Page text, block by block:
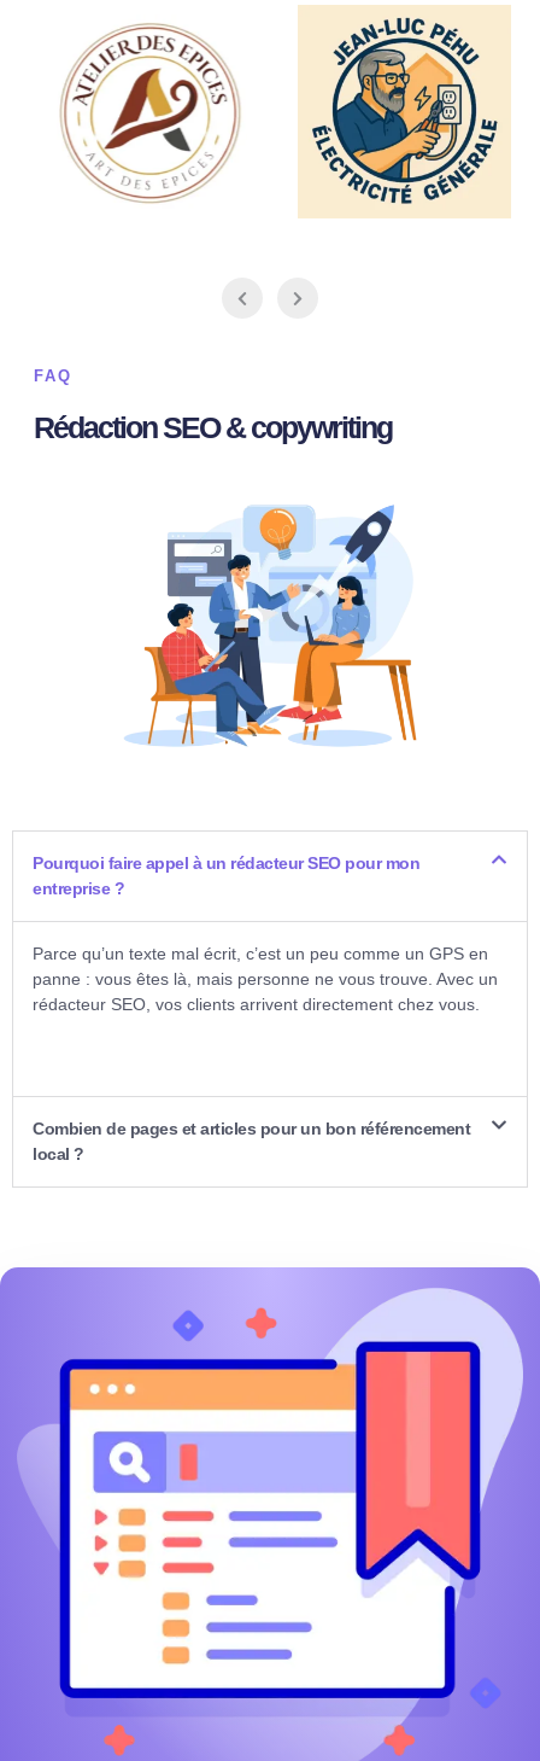
FAQ
Rédaction SEO & copywriting
Pourquoi faire appel à un rédacteur SEO pour mon
entreprise ?
Parce qu’un texte mal écrit, c’est un peu comme un GPS en
panne : vous êtes là, mais personne ne vous trouve. Avec un
rédacteur SEO, vos clients arrivent directement chez vous.
Combien de pages et articles pour un bon référencement
local ?